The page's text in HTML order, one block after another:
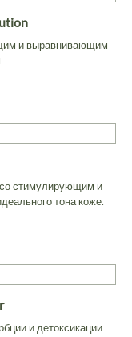
и выравнивающим
стимулирующим и
тона коже.
и детоксикации